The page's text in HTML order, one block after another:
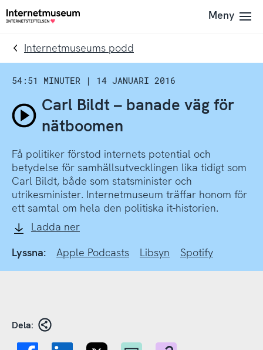
To
navigation
Till
innehållet
Till
Meny
Internetmuseums podd
54:51 MINUTER | 14 JANUARI 2016
Spela
avsnitt
Carl
Bildt
–
banade
väg
för
Carl Bildt – banade väg för
nätboomen
Få politiker förstod internets potential och
betydelse för samhällsutvecklingen lika tidigt som
Carl Bildt, både som statsminister och
utrikesminister. Internetmuseum träffar honom för
ett samtal om hela den politiska it-historien.
Ladda ner
Lyssna:
Apple Podcasts Libsyn Spotify
Dela: